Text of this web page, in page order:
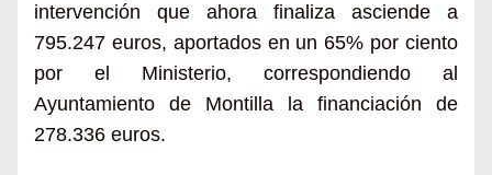
intervención que ahora finaliza asciende a
795.247 euros, aportados en un 65% por ciento
por el Ministerio, correspondiendo al
Ayuntamiento de Montilla la financiación de
278.336 euros.